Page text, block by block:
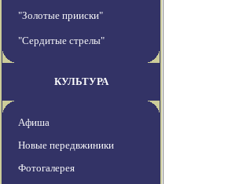
"Золотые прииски"
"Сердитые стрелы"
КУЛЬТУРА
Афиша
Новые передвжиники
Фотогалерея